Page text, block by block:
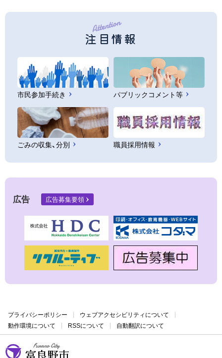
注目情報
市民参加手続き パブリックコメント等
ごみの収集、分別 職員採用情報
広告 広告募集要領
プライバシーポリシー
ウェブアクセシビリティについて
動作環境について
RSSについて 自動翻訳について